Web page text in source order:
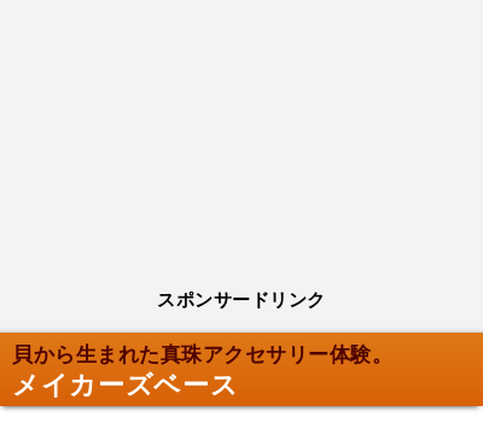
スポンサードリンク
貝から生まれた真珠アクセサリー体験。
メイカーズベース